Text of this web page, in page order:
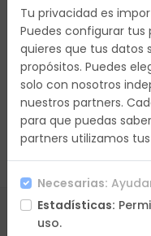
Tu privacidad es
Puedes configurar
quieres que tus datos
propósitos. Puedes
solo con nosotros
nuestros partners.
para que puedas
partners utilizamos
Necesarias:
Estadísticas:
uso.